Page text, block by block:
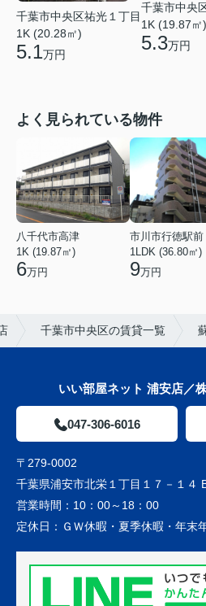
千葉市中央区祐光１丁目
1K (20.28㎡)
5.1万円
千葉市中央
1K (19.87㎡)
5.3万円
よく見られている物件
八千代市高津
1K (19.87㎡)
6万円
市川市行徳駅前
1LDK (36.80㎡)
9万円
千葉市中央区の賃貸一覧
いい部屋ネット 浦安店／
047-306-6016
〒279-0002
千葉県浦安市北栄１丁目１７－１４
営業時間： 10：00～18：00
定休日： ＧＷ休暇・夏季休暇・年末